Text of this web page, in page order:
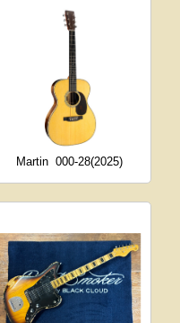
Martin 000-28(2025)